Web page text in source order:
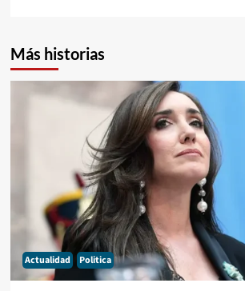
Más historias
Actualidad Politica